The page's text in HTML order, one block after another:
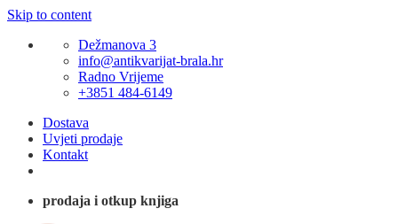
Skip to content
Dežmanova 3
info@antikvarijat-brala.hr
Radno Vrijeme
+3851 484-6149
Dostava
Uvjeti prodaje
Kontakt
prodaja i otkup knjiga